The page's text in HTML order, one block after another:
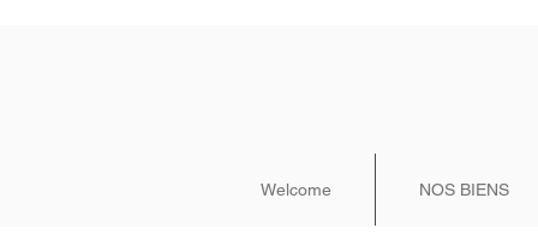
Welcome NOS BIENS